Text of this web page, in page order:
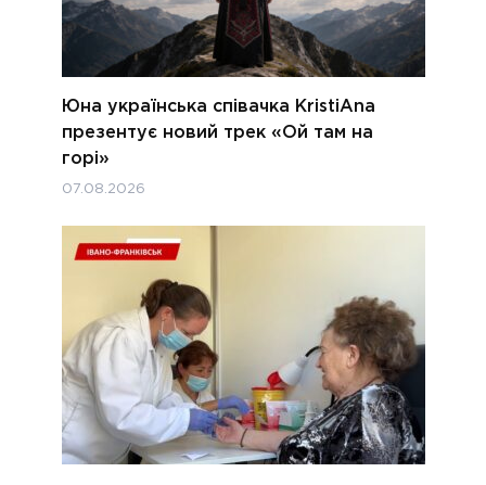
Юна українська співачка KristiAna
презентує новий трек «Ой там на
горі»
07.08.2026